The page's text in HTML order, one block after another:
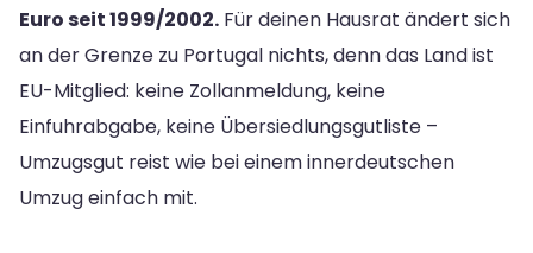
Euro seit 1999/2002. Für deinen Hausrat ändert sich
an der Grenze zu Portugal nichts, denn das Land ist
EU-Mitglied: keine Zollanmeldung, keine
Einfuhrabgabe, keine Übersiedlungsgutliste –
Umzugsgut reist wie bei einem innerdeutschen
Umzug einfach mit.